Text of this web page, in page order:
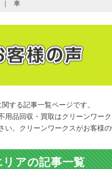
車
関する記事一覧ページです。
用品回収・買取はクリーンワー
い。クリーンワークスがお客様
リアの記事一覧